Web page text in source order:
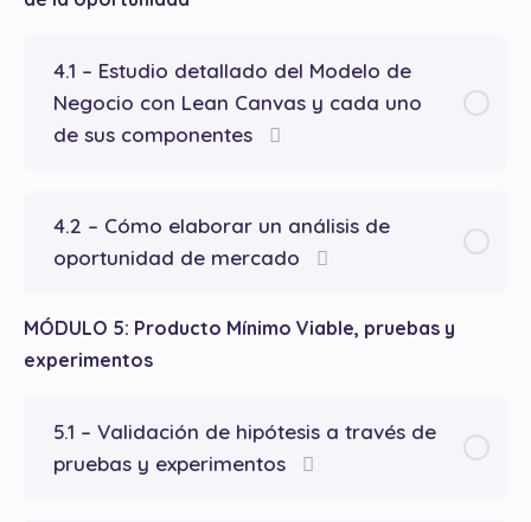
4.1 – Estudio detallado del Modelo de
Negocio con Lean Canvas y cada uno
de sus componentes
4.2 – Cómo elaborar un análisis de
oportunidad de mercado
MÓDULO 5: Producto Mínimo Viable, pruebas y
experimentos
5.1 – Validación de hipótesis a través de
pruebas y experimentos